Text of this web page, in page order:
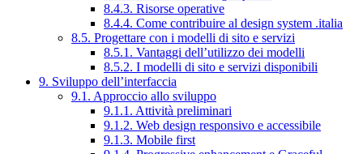
8.4.3. Risorse operative
8.4.4. Come contribuire al design system .italia
8.5. Progettare con i modelli di sito e servizi
8.5.1. Vantaggi dell’utilizzo dei modelli
8.5.2. I modelli di sito e servizi disponibili
9. Sviluppo dell’interfaccia
9.1. Approccio allo sviluppo
9.1.1. Attività preliminari
9.1.2. Web design responsivo e accessibile
9.1.3. Mobile first